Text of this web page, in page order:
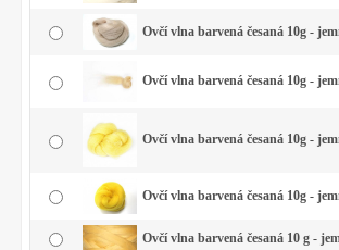
Ovčí vlna barvená česaná 10g -
Ovčí vlna barvená česaná 10g -
Ovčí vlna barvená česaná 10g -
Ovčí vlna barvená česaná 10g -
Ovčí vlna barvená česaná 10 g -